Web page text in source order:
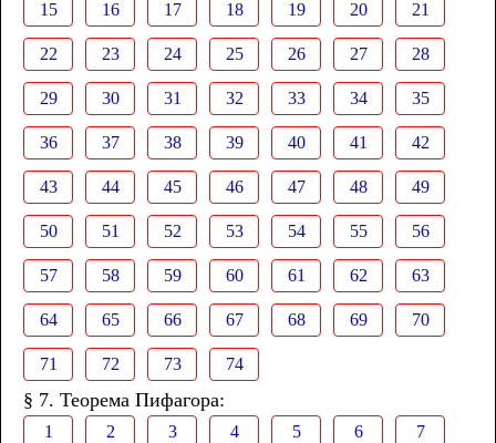
15 16 17 18 19 20 21
22 23 24 25 26 27 28
29 30 31 32 33 34 35
36 37 38 39 40 41 42
43 44 45 46 47 48 49
50 51 52 53 54 55 56
57 58 59 60 61 62 63
64 65 66 67 68 69 70
71 72 73 74
§ 7. Теорема Пифагора:
1 2 3 4 5 6 7